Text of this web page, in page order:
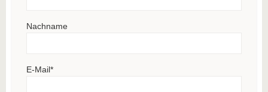
Nachname
E-Mail*